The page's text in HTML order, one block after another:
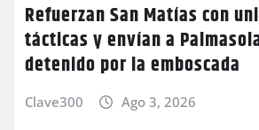
Refuerzan San Matías con
tácticas y envían a
detenido por la emboscada
Clave300 Ago 3, 2026